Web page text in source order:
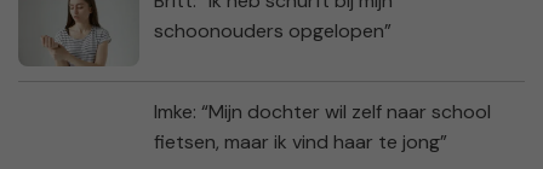
schoonouders opgelopen”
Imke: “Mijn dochter wil zelf naar school
fietsen, maar ik vind haar te jong”